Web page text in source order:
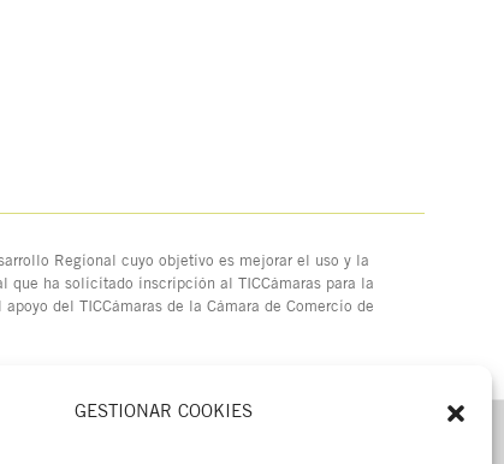
GESTIONAR COOKIES
Regional cuyo objetivo es mejorar el uso y la
ha solicitado inscripción al TICCámaras para la
del TICCámaras de la Cámara de Comercio de